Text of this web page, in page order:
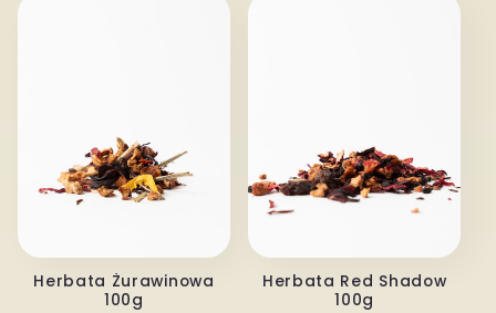
Herbata Żurawinowa
100g
Herbata Red Shadow
100g